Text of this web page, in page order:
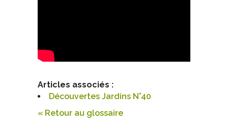
Articles associés :
Découvertes Jardins N°40
« Retour au glossaire